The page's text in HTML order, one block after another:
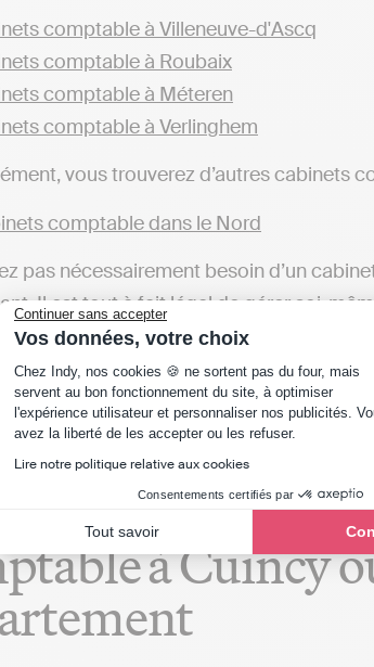
Continuer sans accepter
Vos données, votre choix
Plateforme de Gestion du
Chez Indy, nos cookies 🍪 ne sortent pas du four, mais
servent au bon fonctionnement du site, à optimiser
l'expérience utilisateur et personnaliser nos publicités.
avez la liberté de les accepter ou les refuser.
Lire notre politique relative aux cookies
Consentements certifiés par
Tout savoir
Axeptio consent
comptable à Villeneuve-d'Ascq
comptable à Roubaix
comptable à Méteren
comptable à Verlinghem
vous trouverez d’autres cabinets
comptable dans le Nord
pas nécessairement besoin d’un
Il est tout à fait légal de gérer soi-
de transmettre les déclarations
à l’inverse des cabinets comptables
de
à Cuincy